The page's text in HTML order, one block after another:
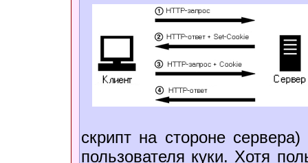
скрипт на стороне
пользователя куки. Хотя